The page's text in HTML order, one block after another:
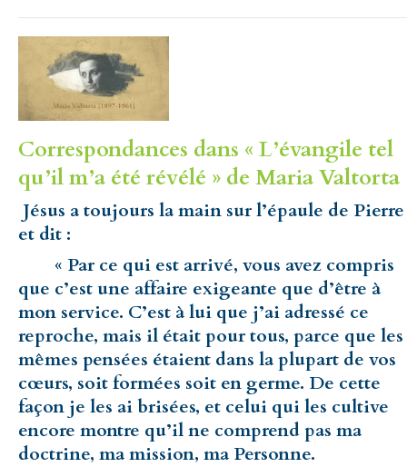
Correspondances dans « L’évangile tel
qu’il m’a été révélé » de Maria Valtorta
Jésus a toujours la main sur l’épaule de Pierre
et dit :
« Par ce qui est arrivé, vous avez compris
que c’est une affaire exigeante que d’être à
mon service. C’est à lui que j’ai adressé ce
reproche, mais il était pour tous, parce que les
mêmes pensées étaient dans la plupart de vos
cœurs, soit formées soit en germe. De cette
façon je les ai brisées, et celui qui les cultive
encore montre qu’il ne comprend pas ma
doctrine, ma mission, ma Personne.